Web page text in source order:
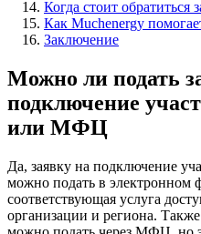
Когда стоит обратиться
Как Muchenergy
Заключение
Можно ли подать
подключение
или МФЦ
Да, заявку на подключение
можно подать в электронном
соответствующая услуга
организации и региона.